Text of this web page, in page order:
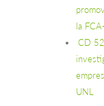
la
CD
UNL